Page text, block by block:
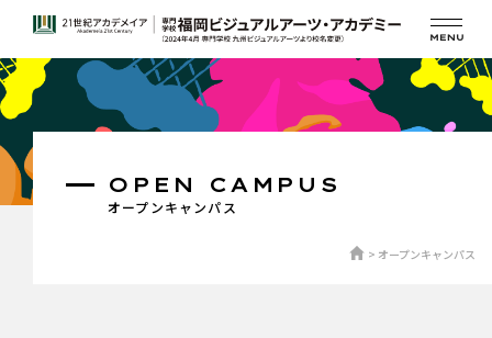
オープンキャンパス
OPEN CAMPUS
オープンキャンパス